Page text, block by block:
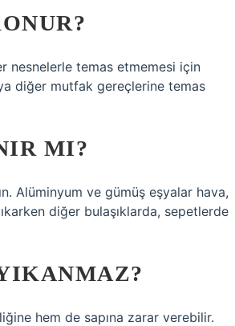
nesnelerle temas etmemesi için
diğer mutfak gereçlerine temas
MI?
Alüminyum ve gümüş eşyalar hava,
diğer bulaşıklarda, sepetlerde
hem de sapına zarar verebilir.